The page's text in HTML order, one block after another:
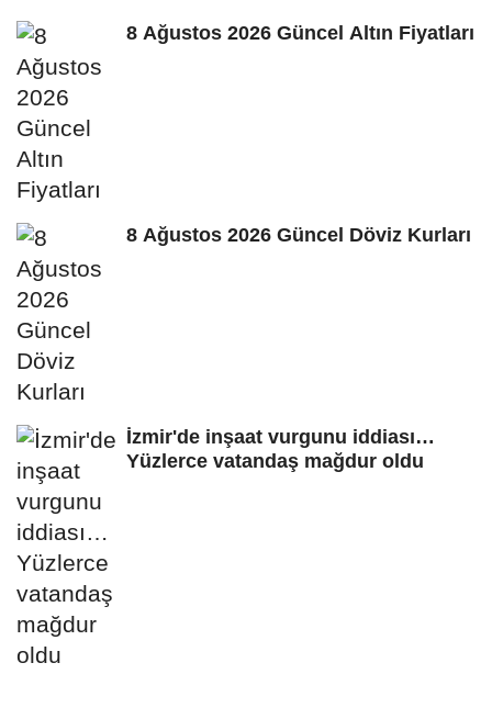
8 Ağustos 2026 Güncel Altın Fiyatları
8 Ağustos 2026 Güncel Döviz Kurları
İzmir'de inşaat vurgunu iddiası…
Yüzlerce vatandaş mağdur oldu